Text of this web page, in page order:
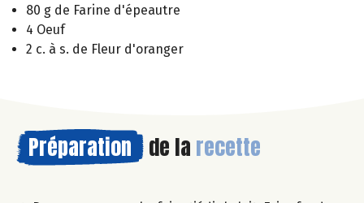
80 g de Farine d'épeautre
4 Oeuf
2 c. à s. de Fleur d'oranger
Préparation de la recette